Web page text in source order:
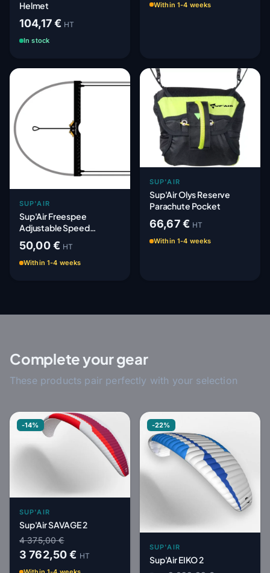
Helmet
104,17 € HT
In stock
Within 1-4 weeks
SUP'AIR
Sup'Air Freespee
Adjustable Speed
System - Adaptable
50,00 € HT
Within 1-4 weeks
SUP'AIR
Sup'Air Olys Reserve
Parachute Pocket
66,67 € HT
Within 1-4 weeks
Complete your gear
These products pair perfectly with your selection
-14%
SUP'AIR
Sup'Air SAVAGE 2
4 375,00 €
3 762,50 € HT
-22%
SUP'AIR
Sup'Air EIKO 2